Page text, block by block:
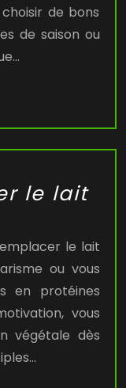
de bons
de saison ou
le lait
le lait
ou vous
en protéines
vous
végétale dès